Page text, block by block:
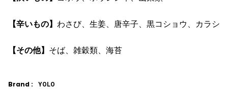
【辛いもの】 わさび、生姜、唐辛子、黒コショウ、カラシ
【その他】 そば、雑穀類、海苔
Brand : YOLO